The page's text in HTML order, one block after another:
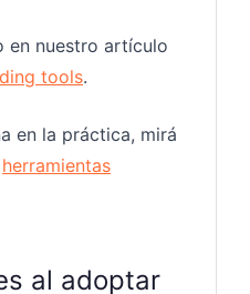
en nuestro artículo
tools.
en la práctica, mirá
herramientas
al adoptar